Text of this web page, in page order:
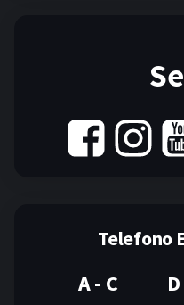
Telefono
A - C